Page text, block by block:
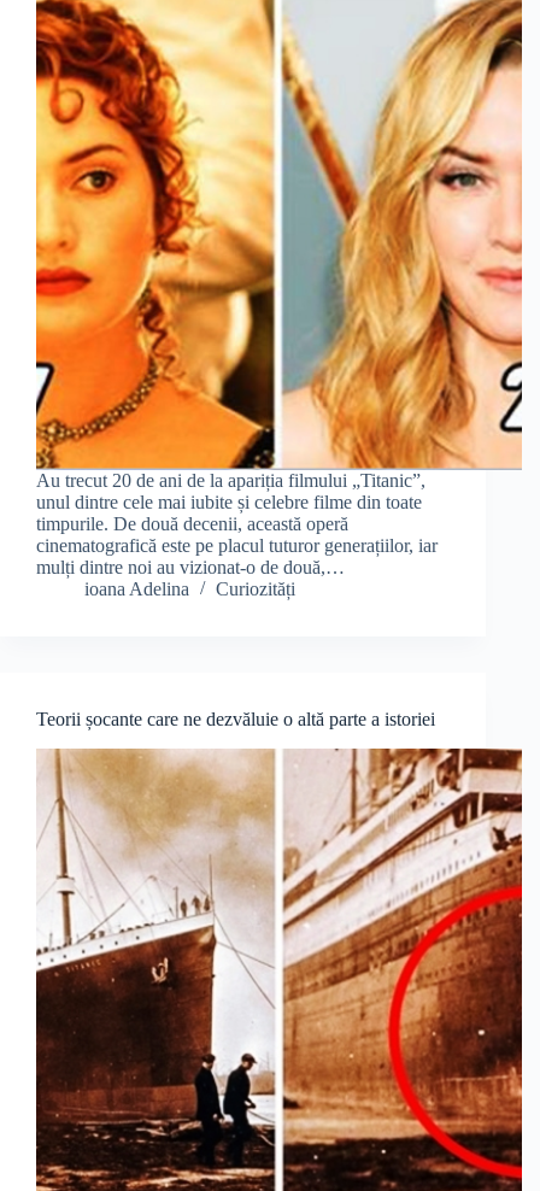
Au trecut 20 de ani de la apariția filmului „Titanic”,
unul dintre cele mai iubite și celebre filme din toate
timpurile. De două decenii, această operă
cinematografică este pe placul tuturor generațiilor, iar
mulți dintre noi au vizionat-o de două,…
ioana Adelina
Curiozități
Teorii șocante care ne dezvăluie o altă parte a istoriei